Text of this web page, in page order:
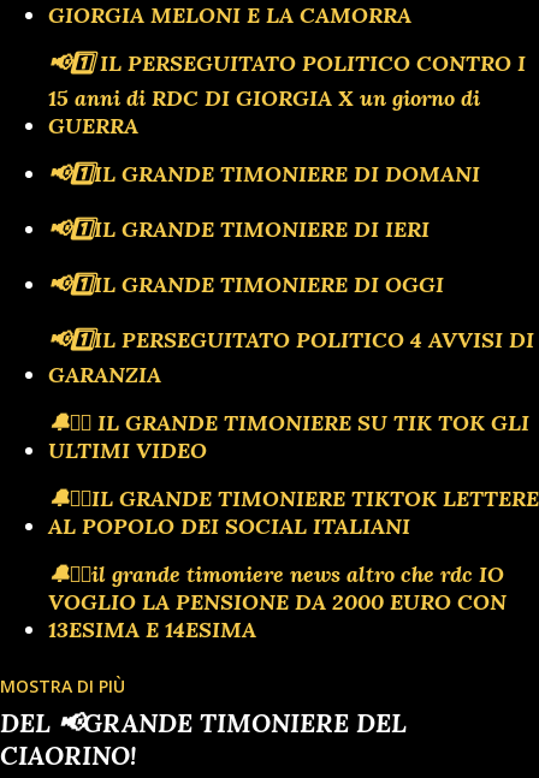
GIORGIA MELONI E LA CAMORRA
📢1️⃣ IL PERSEGUITATO POLITICO CONTRO I
15 anni di RDC DI GIORGIA X un giorno di
GUERRA
📢1️⃣IL GRANDE TIMONIERE DI DOMANI
📢1️⃣IL GRANDE TIMONIERE DI IERI
📢1️⃣IL GRANDE TIMONIERE DI OGGI
📢1️⃣IL PERSEGUITATO POLITICO 4 AVVISI DI
GARANZIA
🔔🏴‍☠️ IL GRANDE TIMONIERE SU TIK TOK GLI
ULTIMI VIDEO
🔔🏴‍☠️IL GRANDE TIMONIERE TIKTOK LETTERE
AL POPOLO DEI SOCIAL ITALIANI
🔔🏴‍☠️il grande timoniere news altro che rdc IO
VOGLIO LA PENSIONE DA 2000 EURO CON
13ESIMA E 14ESIMA
🔔🗣️ULTIM'ORA TIK TOK IL MEGLIO DI
ANTONIO BARBUTO PRESIDENTE DEL
CIAORINOCLUB
MOSTRA DI PIÙ
DEL 📢GRANDE TIMONIERE DEL
CIAORINO!